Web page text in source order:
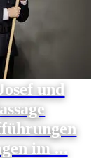
und
im ...